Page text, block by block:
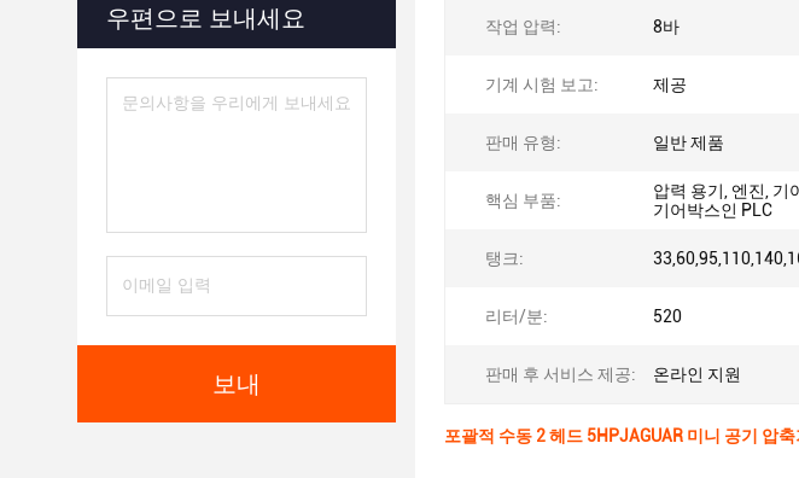
우편으로 보내세요
보내
작업 압력: 8바
기계 시험 보고: 제공
판매 유형: 일반 제품
핵심 부품:
압력 용기, 엔진, 기
기어박스인 PLC
탱크:
리터/분: 520
판매 후 서비스 제공: 온라인 지원
포괄적 수동 2 헤드 5HPJAGUAR 미니 공기 압